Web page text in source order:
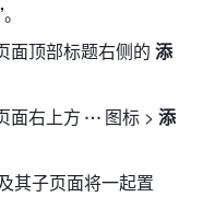
。
面顶部标题右侧的 添
面右上方
图标 > 添
其子页面将一起置